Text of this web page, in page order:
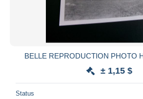
BELLE REPRODUCTION PHOTO
± 1,15 $
Status